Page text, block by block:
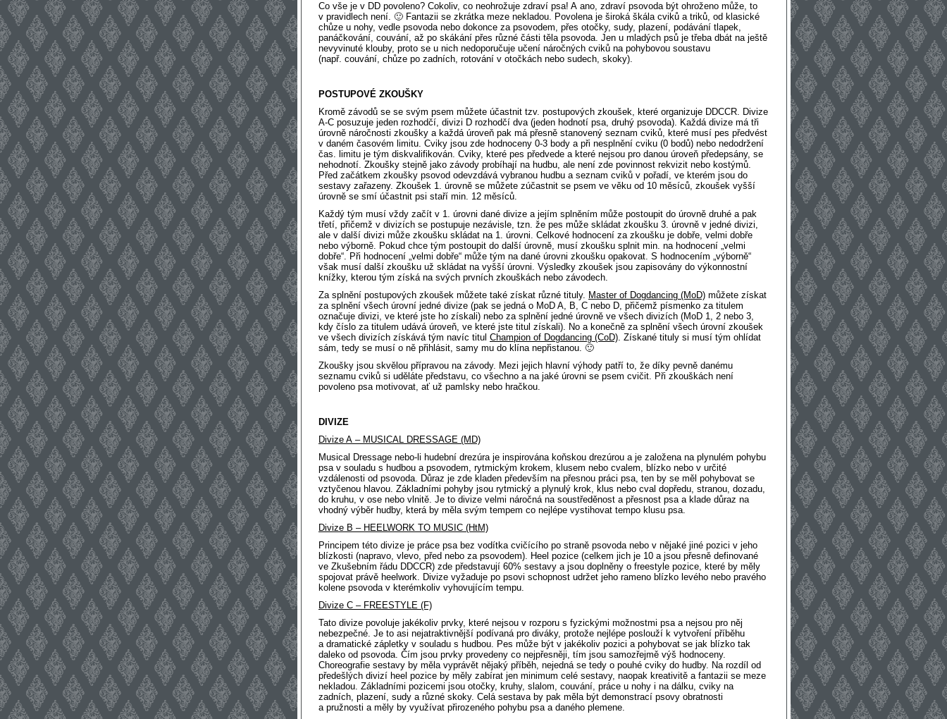
Co vše je v DD povoleno? Cokoliv, co neohrožuje zdraví psa! A ano, zdraví psovoda být ohroženo může, to
v pravidlech není. 🙂 Fantazii se zkrátka meze nekladou. Povolena je široká škála cviků a triků, od klasické
chůze u nohy, vedle psovoda nebo dokonce za psovodem, přes otočky, sudy, plazení, podávání tlapek,
panáčkování, couvání, až po skákání přes různé části těla psovoda. Jen u mladých psů je třeba dbát na ještě
nevyvinuté klouby, proto se u nich nedoporučuje učení náročných cviků na pohybovou soustavu
(např. couvání, chůze po zadních, rotování v otočkách nebo sudech, skoky).
POSTUPOVÉ ZKOUŠKY
Kromě závodů se se svým psem můžete účastnit tzv. postupových zkoušek, které organizuje DDCCR. Divize
A-C posuzuje jeden rozhodčí, divizi D rozhodčí dva (jeden hodnotí psa, druhý psovoda). Každá divize má tři
úrovně náročnosti zkoušky a každá úroveň pak má přesně stanovený seznam cviků, které musí pes předvést
v daném časovém limitu. Cviky jsou zde hodnoceny 0-3 body a při nesplnění cviku (0 bodů) nebo nedodržení
čas. limitu je tým diskvalifikován. Cviky, které pes předvede a které nejsou pro danou úroveň předepsány, se
nehodnotí. Zkoušky stejně jako závody probíhají na hudbu, ale není zde povinnost rekvizit nebo kostýmů.
Před začátkem zkoušky psovod odevzdává vybranou hudbu a seznam cviků v pořadí, ve kterém jsou do
sestavy zařazeny. Zkoušek 1. úrovně se můžete zúčastnit se psem ve věku od 10 měsíců, zkoušek vyšší
úrovně se smí účastnit psi staří min. 12 měsíců.
Každý tým musí vždy začít v 1. úrovni dané divize a jejím splněním může postoupit do úrovně druhé a pak
třetí, přičemž v divizích se postupuje nezávisle, tzn. že pes může skládat zkoušku 3. úrovně v jedné divizi,
ale v další divizi může zkoušku skládat na 1. úrovni. Celkové hodnocení za zkoušku je dobře, velmi dobře
nebo výborně. Pokud chce tým postoupit do další úrovně, musí zkoušku splnit min. na hodnocení „velmi
dobře“. Při hodnocení „velmi dobře“ může tým na dané úrovni zkoušku opakovat. S hodnocením „výborně“
však musí další zkoušku už skládat na vyšší úrovni. Výsledky zkoušek jsou zapisovány do výkonnostní
knížky, kterou tým získá na svých prvních zkouškách nebo závodech.
Za splnění postupových zkoušek můžete také získat různé tituly. Master of Dogdancing (MoD) můžete získat
za splnění všech úrovní jedné divize (pak se jedná o MoD A, B, C nebo D, přičemž písmenko za titulem
označuje divizi, ve které jste ho získali) nebo za splnění jedné úrovně ve všech divizích (MoD 1, 2 nebo 3,
kdy číslo za titulem udává úroveň, ve které jste titul získali). No a konečně za splnění všech úrovní zkoušek
ve všech divizích získává tým navíc titul Champion of Dogdancing (CoD). Získané tituly si musí tým ohlídat
sám, tedy se musí o ně přihlásit, samy mu do klína nepřistanou. 🙂
Zkoušky jsou skvělou přípravou na závody. Mezi jejich hlavní výhody patří to, že díky pevně danému
seznamu cviků si uděláte představu, co všechno a na jaké úrovni se psem cvičit. Při zkouškách není
povoleno psa motivovat, ať už pamlsky nebo hračkou.
DIVIZE
Divize A – MUSICAL DRESSAGE (MD)
Musical Dressage nebo-li hudební drezúra je inspirována koňskou drezúrou a je založena na plynulém pohybu
psa v souladu s hudbou a psovodem, rytmickým krokem, klusem nebo cvalem, blízko nebo v určité
vzdálenosti od psovoda. Důraz je zde kladen především na přesnou práci psa, ten by se měl pohybovat se
vztyčenou hlavou. Základními pohyby jsou rytmický a plynulý krok, klus nebo cval dopředu, stranou, dozadu,
do kruhu, v ose nebo vlnitě. Je to divize velmi náročná na soustředěnost a přesnost psa a klade důraz na
vhodný výběr hudby, která by měla svým tempem co nejlépe vystihovat tempo klusu psa.
Divize B – HEELWORK TO MUSIC (HtM)
Principem této divize je práce psa bez vodítka cvičícího po straně psovoda nebo v nějaké jiné pozici v jeho
blízkosti (napravo, vlevo, před nebo za psovodem). Heel pozice (celkem jich je 10 a jsou přesně definované
ve Zkušebním řádu DDCCR) zde představují 60% sestavy a jsou doplněny o freestyle pozice, které by měly
spojovat právě heelwork. Divize vyžaduje po psovi schopnost udržet jeho rameno blízko levého nebo pravého
kolene psovoda v kterémkoliv vyhovujícím tempu.
Divize C – FREESTYLE (F)
Tato divize povoluje jakékoliv prvky, které nejsou v rozporu s fyzickými možnostmi psa a nejsou pro něj
nebezpečné. Je to asi nejatraktivnější podívaná pro diváky, protože nejlépe poslouží k vytvoření příběhu
a dramatické zápletky v souladu s hudbou. Pes může být v jakékoliv pozici a pohybovat se jak blízko tak
daleko od psovoda. Čím jsou prvky provedeny co nejpřesněji, tím jsou samozřejmě výš hodnoceny.
Choreografie sestavy by měla vyprávět nějaký příběh, nejedná se tedy o pouhé cviky do hudby. Na rozdíl od
předešlých divizí heel pozice by měly zabírat jen minimum celé sestavy, naopak kreativitě a fantazii se meze
nekladou. Základními pozicemi jsou otočky, kruhy, slalom, couvání, práce u nohy i na dálku, cviky na
zadních, plazení, sudy a různé skoky. Celá sestava by pak měla být demonstrací psovy obratnosti
a pružnosti a měly by využívat přirozeného pohybu psa a daného plemene.